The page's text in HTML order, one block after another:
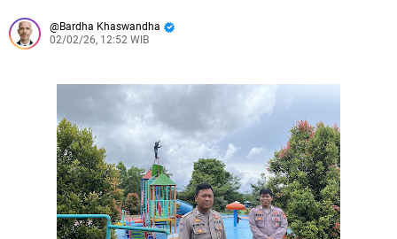
Bardha Khaswandha
02/02/26, 12:52 WIB